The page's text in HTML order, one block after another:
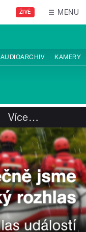
ŽIVĚ MENU
AUDIOARCHIV KAMERY
Více…